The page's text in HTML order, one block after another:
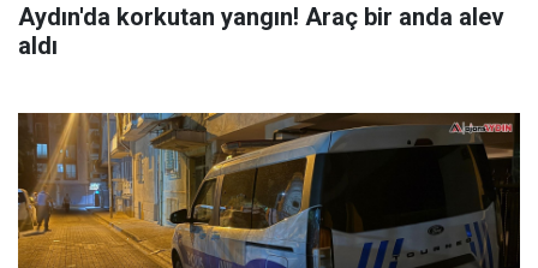
Aydın'da korkutan yangın! Araç bir anda alev
aldı